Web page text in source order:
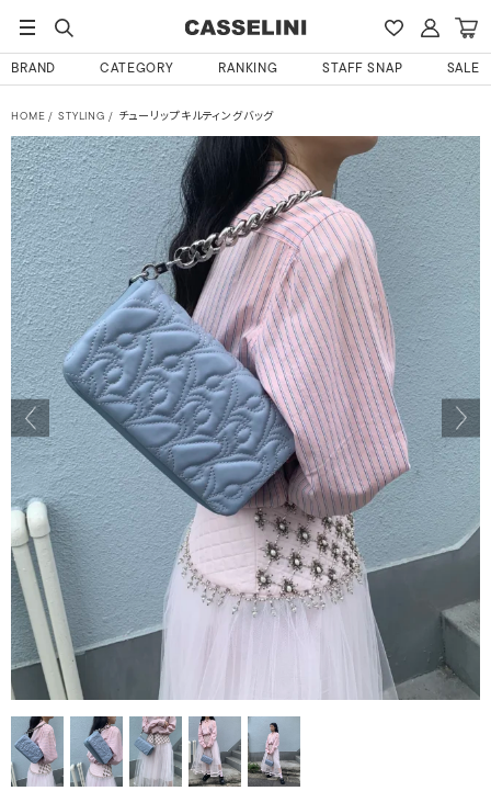
BRAND CATEGORY RANKING STAFF SNAP SALE
HOME STYLING チューリップキルティングバッグ